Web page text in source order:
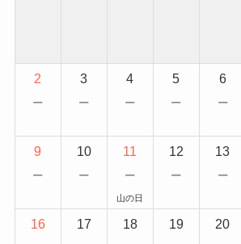
2
−
3
−
4
−
5
−
6
−
9
−
10
−
11
−
山の日
12
−
13
−
16 17 18 19 20